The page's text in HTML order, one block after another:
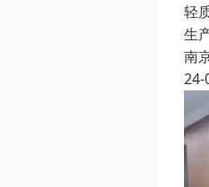
轻
生
南
24-